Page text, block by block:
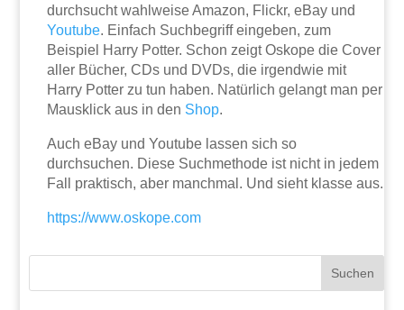
durchsucht wahlweise Amazon, Flickr, eBay und
Youtube. Einfach Suchbegriff eingeben, zum
Beispiel Harry Potter. Schon zeigt Oskope die Cover
aller Bücher, CDs und DVDs, die irgendwie mit
Harry Potter zu tun haben. Natürlich gelangt man per
Mausklick aus in den Shop.
Auch eBay und Youtube lassen sich so
durchsuchen. Diese Suchmethode ist nicht in jedem
Fall praktisch, aber manchmal. Und sieht klasse aus.
https://www.oskope.com